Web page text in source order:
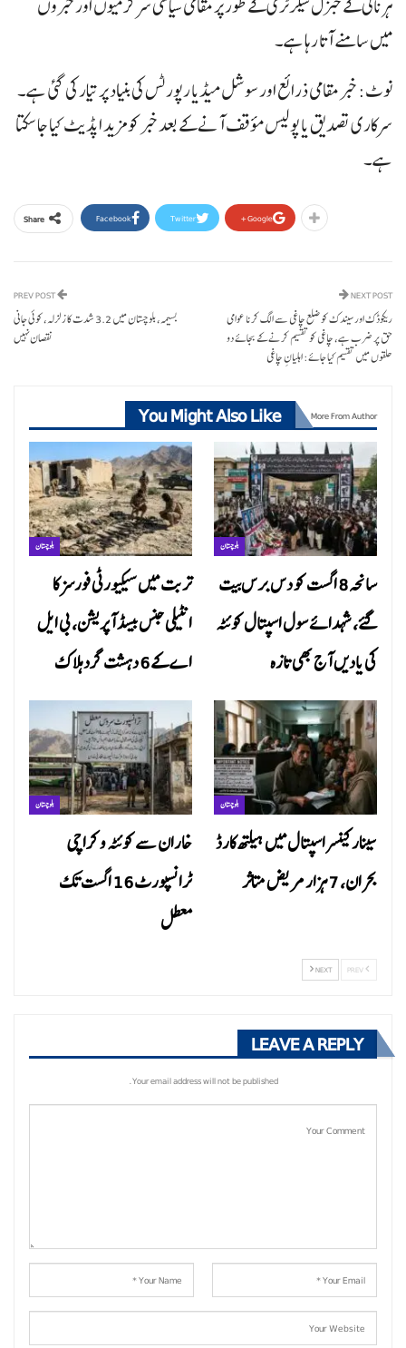
میں سامنے آتا رہا ہے۔
نوٹ: خبر مقامی ذرائع اور سوشل میڈیا رپورٹس کی بنیاد پر تیار کی گئی ہے۔
سرکاری تصدیق یا پولیس مؤقف آنے کے بعد خبر کو مزید اپڈیٹ کیا جا سکتا
ہے۔
Share Facebook Twitter Google+
بسیمہ، بلوچستان میں 3.2 شدت کا زلزلہ، کوئی جانی
نقصان نہیں
NEXT POST
ریکوڈک اور سیندک کو ضلع چاغی سے الگ کرنا عوامی
حق پر ضرب ہے، چاغی کو تقسیم کرنے کے بجائے دو
حلقوں میں تقسیم کیا جائے: اہلیانِ چاغی
You Might Also Like More From Author
بلوچستان
تربت میں سیکیورٹی فورسز کا
انٹیلی جنس بیسڈ آپریشن، بی ایل
اے کے 6 دہشت گرد ہلاک
بلوچستان
سانحہ 8 اگست کو دس برس بیت
گئے، شہدائے سول اسپتال کوئٹہ
کی یادیں آج بھی تازہ
بلوچستان
خاران سے کوئٹہ و کراچی
ٹرانسپورٹ 16 اگست تک
معطل
بلوچستان
سینار کینسر اسپتال میں ہیلتھ کارڈ
بحران، 7 ہزار مریض متاثر
NEXT
LEAVE A REPLY
Your email address will not be published.